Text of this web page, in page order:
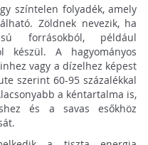
színtelen folyadék, amely
Zöldnek nevezik, ha
forrásokból, például
készül. A hagyományos
vagy a dízelhez képest
szerint 60-95 százalékkal
a kéntartalma is,
és a savas esőkhöz